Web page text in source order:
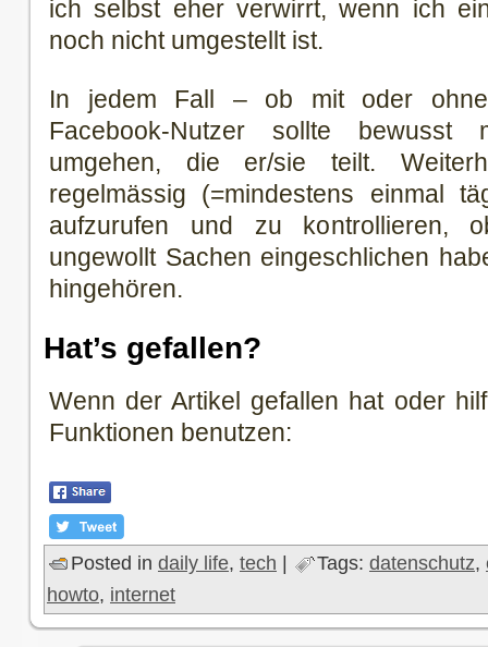
ich selbst eher verwirrt, wenn ich
noch nicht umgestellt ist.
In jedem Fall – ob mit oder
Facebook-Nutzer sollte bewusst
umgehen, die er/sie teilt.
regelmässig (=mindestens einmal
aufzurufen und zu kontrollieren,
ungewollt Sachen eingeschlichen
hingehören.
Hat’s gefallen?
Wenn der Artikel gefallen hat oder
Funktionen benutzen:
Posted in daily life, tech | Tags: datenschutz,
howto, internet